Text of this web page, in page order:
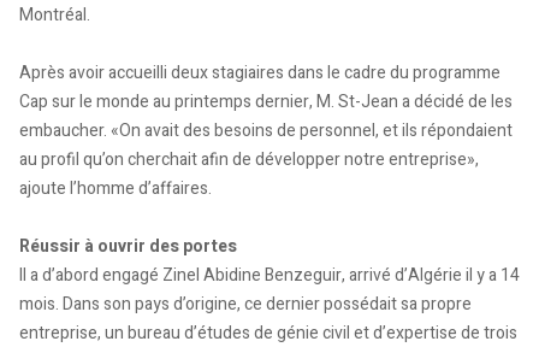
Montréal.
Après avoir accueilli deux stagiaires dans le cadre du programme
Cap sur le monde au printemps dernier, M. St-Jean a décidé de les
embaucher. «On avait des besoins de personnel, et ils répondaient
au profil qu’on cherchait afin de développer notre entreprise»,
ajoute l’homme d’affaires.
Réussir à ouvrir des portes
Il a d’abord engagé Zinel Abidine Benzeguir, arrivé d’Algérie il y a 14
mois. Dans son pays d’origine, ce dernier possédait sa propre
entreprise, un bureau d’études de génie civil et d’expertise de trois